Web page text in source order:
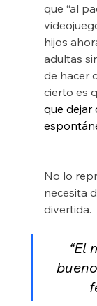
que “al
hijos
adultas
de hacer
cierto es
que dejar
No lo
necesita
divertida.
“El